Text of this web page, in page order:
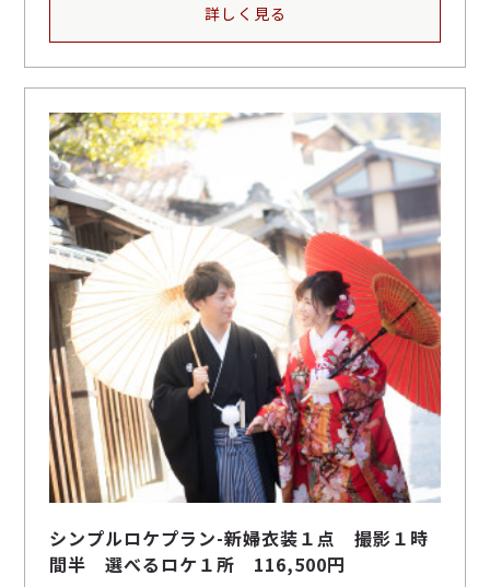
詳しく見る
シンプルロケプラン-新婦衣装１点 撮影１時
間半 選べるロケ１所 116,500円